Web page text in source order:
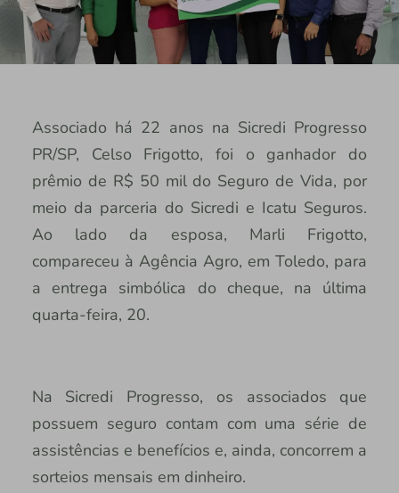
Associado há 22 anos na Sicredi Progresso
PR/SP, Celso Frigotto, foi o ganhador do
prêmio de R$ 50 mil do Seguro de Vida, por
meio da parceria do Sicredi e Icatu Seguros.
Ao lado da esposa, Marli Frigotto,
compareceu à Agência Agro, em Toledo, para
a entrega simbólica do cheque, na última
quarta-feira, 20.
Na Sicredi Progresso, os associados que
possuem seguro contam com uma série de
assistências e benefícios e, ainda, concorrem a
sorteios mensais em dinheiro.